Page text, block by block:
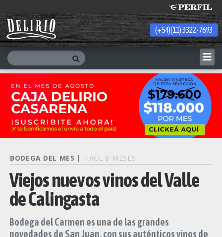
Thursday 6 de August de 2026
(+54)(11) 3322-7693
BODEGA DEL MES | HACE 8 MESES
Viejos nuevos vinos del Valle
de Calingasta
Bodega del Carmen es una de las grandes
novedades de San Juan, con sus auténticos vinos de